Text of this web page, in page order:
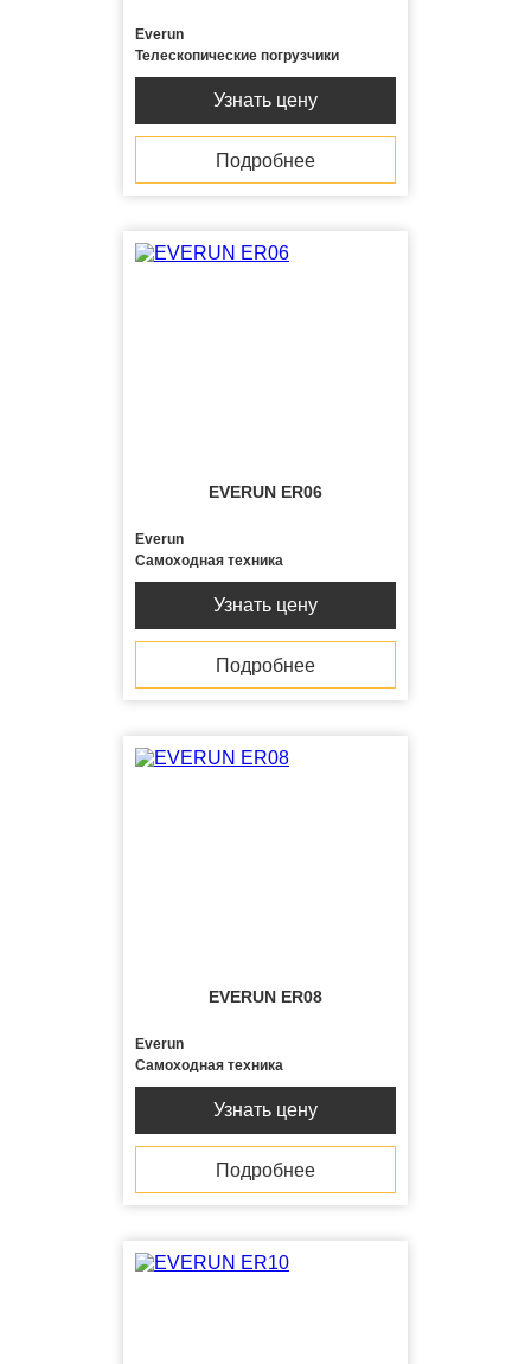
Everun
Телескопические погрузчики
Узнать цену
Подробнее
EVERUN ER06
Everun
Самоходная техника
Узнать цену
Подробнее
EVERUN ER08
Everun
Самоходная техника
Узнать цену
Подробнее